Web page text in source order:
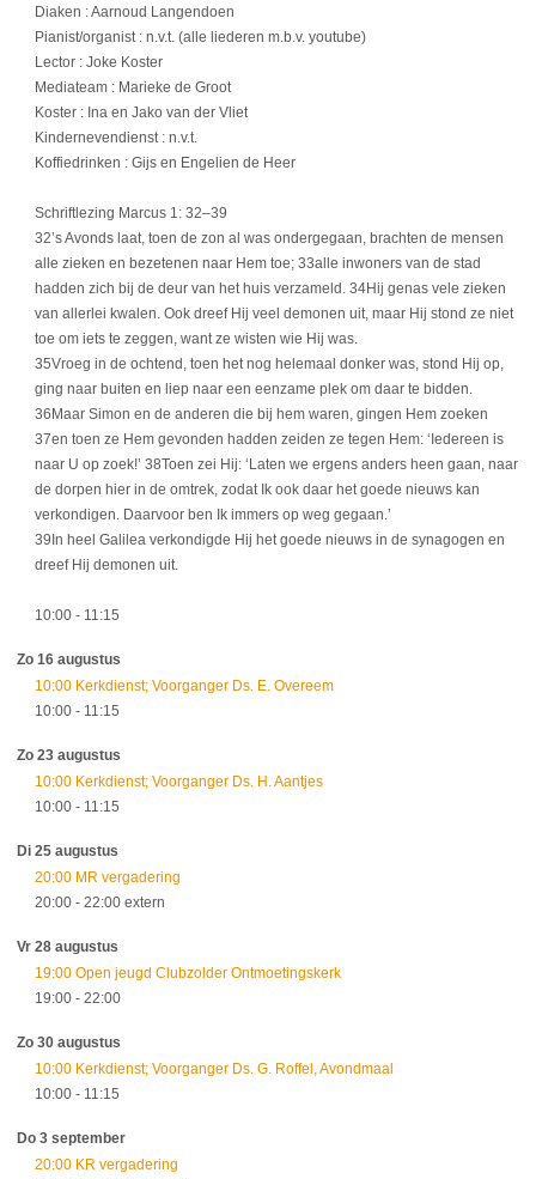
Diaken : Aarnoud Langendoen
Pianist/organist : n.v.t. (alle liederen m.b.v. youtube)
Lector : Joke Koster
Mediateam : Marieke de Groot
Koster : Ina en Jako van der Vliet
Kindernevendienst : n.v.t.
Koffiedrinken : Gijs en Engelien de Heer
Schriftlezing Marcus 1: 32–39
32’s Avonds laat, toen de zon al was ondergegaan, brachten de mensen
alle zieken en bezetenen naar Hem toe; 33alle inwoners van de stad
hadden zich bij de deur van het huis verzameld. 34Hij genas vele zieken
van allerlei kwalen. Ook dreef Hij veel demonen uit, maar Hij stond ze niet
toe om iets te zeggen, want ze wisten wie Hij was.
35Vroeg in de ochtend, toen het nog helemaal donker was, stond Hij op,
ging naar buiten en liep naar een eenzame plek om daar te bidden.
36Maar Simon en de anderen die bij hem waren, gingen Hem zoeken
37en toen ze Hem gevonden hadden zeiden ze tegen Hem: ‘Iedereen is
naar U op zoek!’ 38Toen zei Hij: ‘Laten we ergens anders heen gaan, naar
de dorpen hier in de omtrek, zodat Ik ook daar het goede nieuws kan
verkondigen. Daarvoor ben Ik immers op weg gegaan.’
39In heel Galilea verkondigde Hij het goede nieuws in de synagogen en
dreef Hij demonen uit.
10:00 - 11:15
Zo 16 augustus
10:00 Kerkdienst; Voorganger Ds. E. Overeem
10:00 - 11:15
Zo 23 augustus
10:00 Kerkdienst; Voorganger Ds. H. Aantjes
10:00 - 11:15
Di 25 augustus
20:00 MR vergadering
20:00 - 22:00 extern
Vr 28 augustus
19:00 Open jeugd Clubzolder Ontmoetingskerk
19:00 - 22:00
Zo 30 augustus
10:00 Kerkdienst; Voorganger Ds. G. Roffel, Avondmaal
10:00 - 11:15
Do 3 september
20:00 KR vergadering